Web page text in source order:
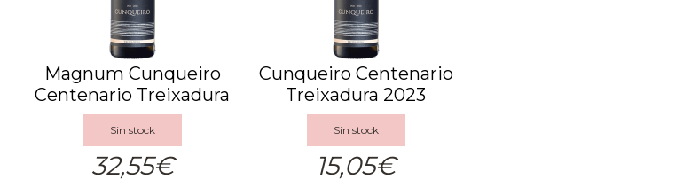
Magnum Cunqueiro
Centenario Treixadura
2023
Sin stock
32,55€
Cunqueiro Centenario
Treixadura 2023
Sin stock
15,05€